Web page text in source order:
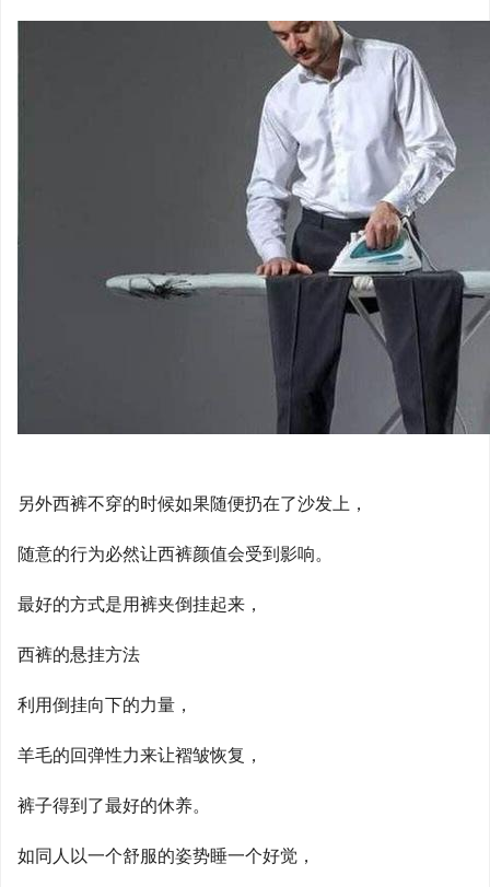
另外西裤不穿的时候如果随便扔在了沙发上，
随意的行为必然让西裤颜值会受到影响。
最好的方式是用裤夹倒挂起来，
西裤的悬挂方法
利用倒挂向下的力量，
羊毛的回弹性力来让褶皱恢复，
裤子得到了最好的休养。
如同人以一个舒服的姿势睡一个好觉，